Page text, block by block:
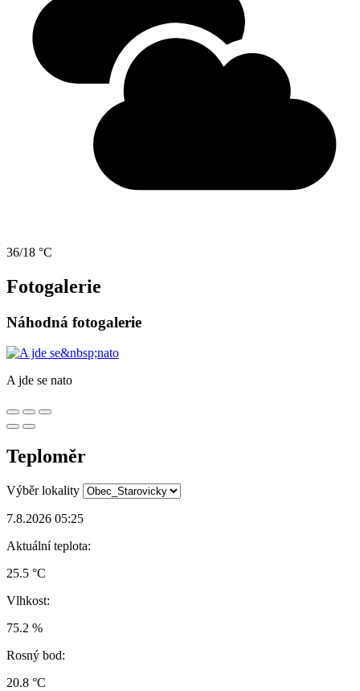
36/18 °C
Fotogalerie
Náhodná fotogalerie
A jde se nato
Teploměr
Výběr lokality
7.8.2026 05:25
Aktuální teplota:
25.5 °C
Vlhkost:
75.2 %
Rosný bod:
20.8 °C